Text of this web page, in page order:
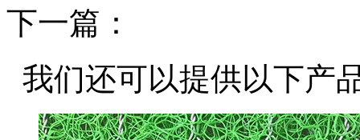
下一篇：
我们还可以提供以下产